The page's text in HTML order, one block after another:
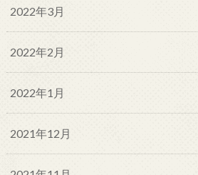
2022年3月
2022年2月
2022年1月
2021年12月